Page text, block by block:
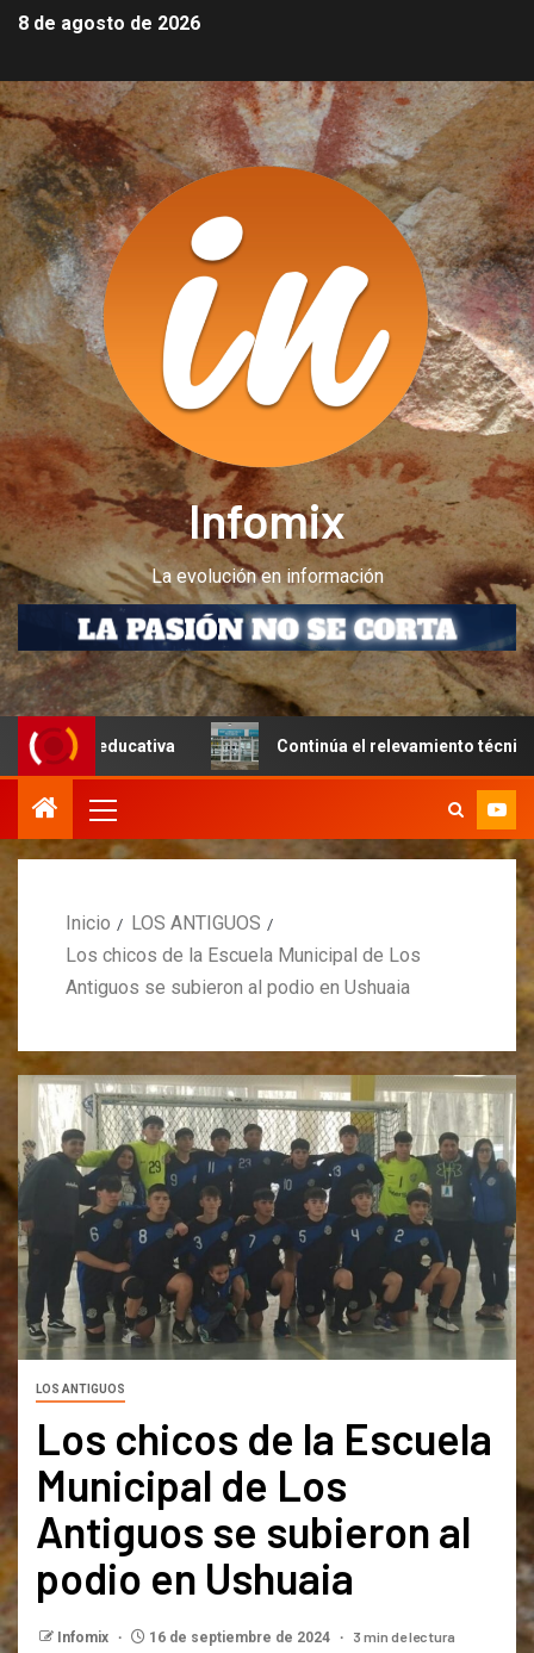
8 de agosto de 2026
Infomix
La evolución en información
Continúa el relevamiento técnico en Perito
Inicio
LOS ANTIGUOS
Los chicos de la Escuela Municipal de Los
Antiguos se subieron al podio en Ushuaia
LOS ANTIGUOS
Los chicos de la Escuela
Municipal de Los
Antiguos se subieron al
podio en Ushuaia
Infomix 16 de septiembre de 2024 3 min de lectura